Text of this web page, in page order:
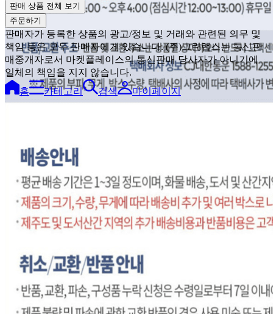
판매 상품 전체 보기
주문하기
판매자가 등록한 상품의 광고/정보 및 거래와 관련된 의무 및
책임 등은 모두 판매자에게 있습니다. (주)그린랩스는 통신판
매중개자로서 마켓플레이스의 통신판매 당사자가 아니기에
일체의 책임을 지지 않습니다.
홈
카테고리 검색 마이페이지